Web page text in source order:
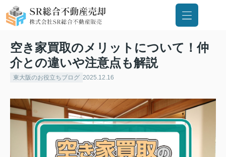
空き家買取のメリットについて！仲
介との違いや注意点も解説
東大阪のお役立ちブログ 2025.12.16